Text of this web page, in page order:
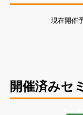
現在開催
開催済みセ